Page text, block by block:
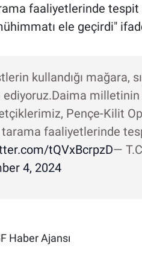
faaliyetlerinde
ele geçirdi"
kullandığı mağara,
ediyoruz.Daima
Pençe-Kilit
faaliyetlerinde
tQVxBcrpzD—
4, 2024
Haber Ajansı